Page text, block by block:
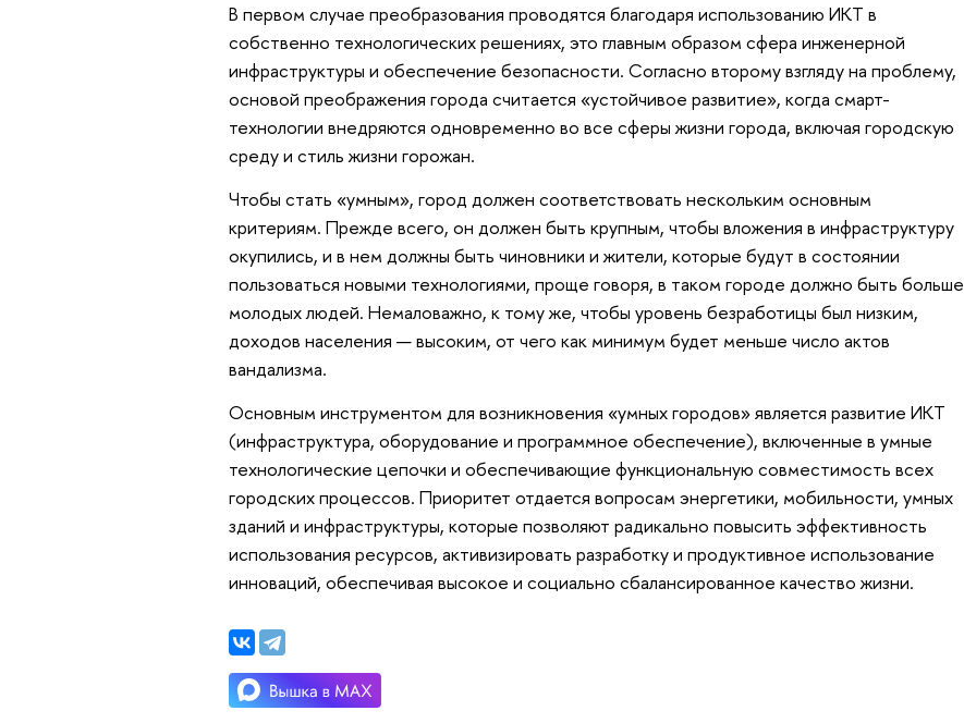
В первом случае преобразования проводятся благодаря использованию ИКТ в
собственно технологических решениях, это главным образом сфера инженерной
инфраструктуры и обеспечение безопасности. Согласно второму взгляду на проблему,
основой преображения города считается «устойчивое развитие», когда смарт-
технологии внедряются одновременно во все сферы жизни города, включая городскую
среду и стиль жизни горожан.
Чтобы стать «умным», город должен соответствовать нескольким основным
критериям. Прежде всего, он должен быть крупным, чтобы вложения в инфраструктуру
окупились, и в нем должны быть чиновники и жители, которые будут в состоянии
пользоваться новыми технологиями, проще говоря, в таком городе должно быть больше
молодых людей. Немаловажно, к тому же, чтобы уровень безработицы был низким,
доходов населения — высоким, от чего как минимум будет меньше число актов
вандализма.
Основным инструментом для возникновения «умных городов» является развитие ИКТ
(инфраструктура, оборудование и программное обеспечение), включенные в умные
технологические цепочки и обеспечивающие функциональную совместимость всех
городских процессов. Приоритет отдается вопросам энергетики, мобильности, умных
зданий и инфраструктуры, которые позволяют радикально повысить эффективность
использования ресурсов, активизировать разработку и продуктивное использование
инноваций, обеспечивая высокое и социально сбалансированное качество жизни.